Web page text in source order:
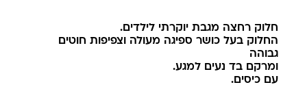
חלוק רחצה מגבת יוקרתי לילדים.
החלוק בעל כושר ספיגה מעולה וצפיפות חוטים
גבוהה
ומרקם בד נעים למגע.
עם כיסים.